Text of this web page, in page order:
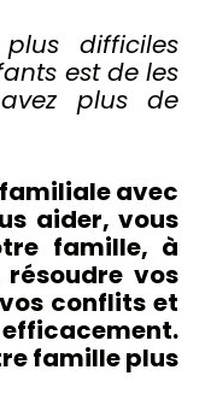
difficiles
est de les
plus de
avec
aider, vous
famille, à
vos
conflits et
famille plus